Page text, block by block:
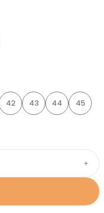
42 43 44 45